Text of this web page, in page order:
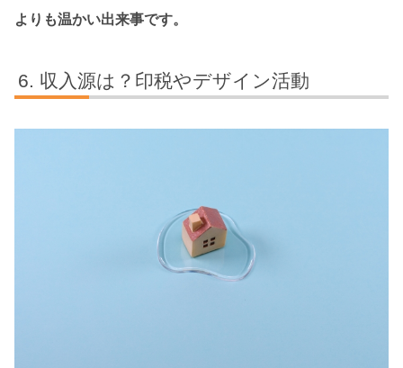
よりも温かい出来事です。
収入源は？印税やデザイン活動